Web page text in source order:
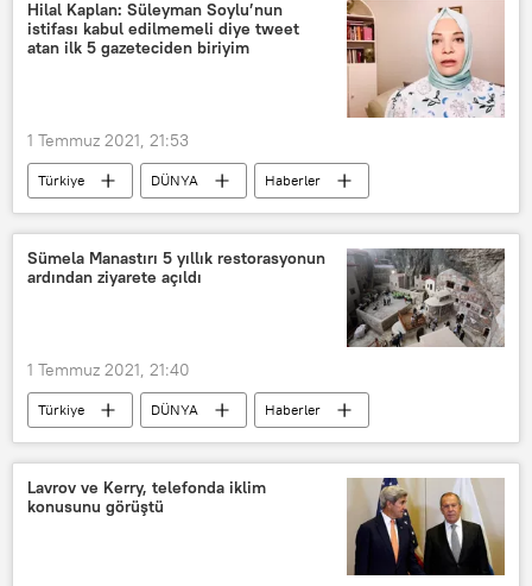
Hilal Kaplan: Süleyman Soylu’nun
istifası kabul edilmemeli diye tweet
atan ilk 5 gazeteciden biriyim
1 Temmuz 2021, 21:53
Türkiye DÜNYA
Haberler
TÜRKİYE
Hilal Kaplan
Gazeteci
Röportaj
Süleyman Soylu
Sümela Manastırı 5 yıllık restorasyonun
ardından ziyarete açıldı
1 Temmuz 2021, 21:40
Türkiye DÜNYA
Haberler
TÜRKİYE
Sümela Manastırı
Restorasyon
Ziyaret
Lavrov ve Kerry, telefonda iklim
konusunu görüştü